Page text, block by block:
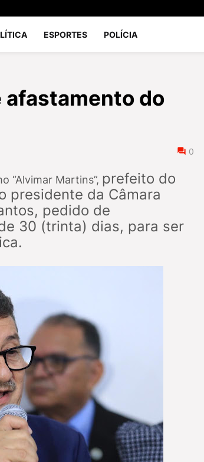
ESPORTES POLÍCIA
afastamento do
0
“Alvimar Martins”, prefeito do
presidente da Câmara
pedido de
30 (trinta) dias, para ser